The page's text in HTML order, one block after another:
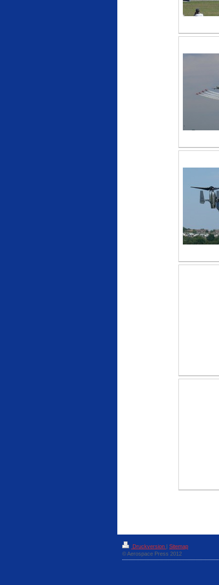
Druckversion | Sitemap
© Aerospace Press 2012